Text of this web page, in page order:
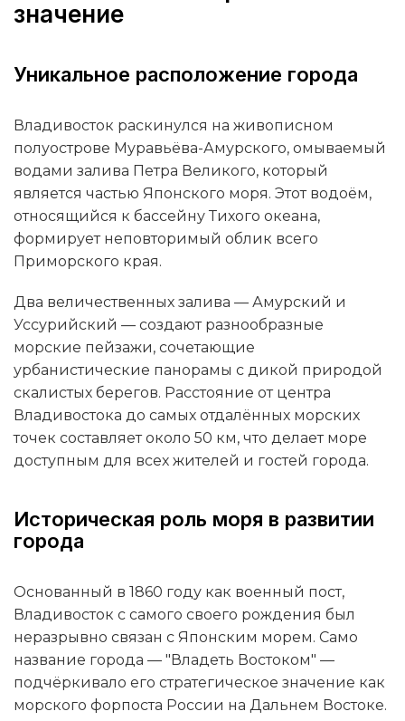
значение
Уникальное расположение города
Владивосток раскинулся на живописном
полуострове Муравьёва-Амурского, омываемый
водами залива Петра Великого, который
является частью Японского моря. Этот водоём,
относящийся к бассейну Тихого океана,
формирует неповторимый облик всего
Приморского края.
Два величественных залива — Амурский и
Уссурийский — создают разнообразные
морские пейзажи, сочетающие
урбанистические панорамы с дикой природой
скалистых берегов. Расстояние от центра
Владивостока до самых отдалённых морских
точек составляет около 50 км, что делает море
доступным для всех жителей и гостей города.
Историческая роль моря в развитии
города
Основанный в 1860 году как военный пост,
Владивосток с самого своего рождения был
неразрывно связан с Японским морем. Само
название города — "Владеть Востоком" —
подчёркивало его стратегическое значение как
морского форпоста России на Дальнем Востоке.